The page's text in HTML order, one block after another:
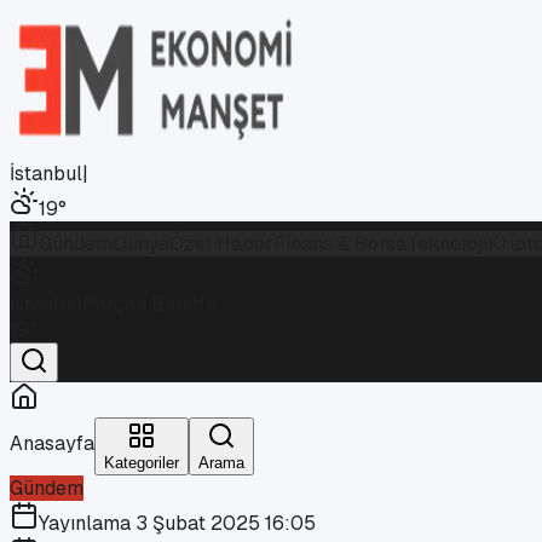
İstanbul|
19°
Anasayfa
Kategoriler Arama
Gündem
Yayınlama 3 Şubat 2025 16:05